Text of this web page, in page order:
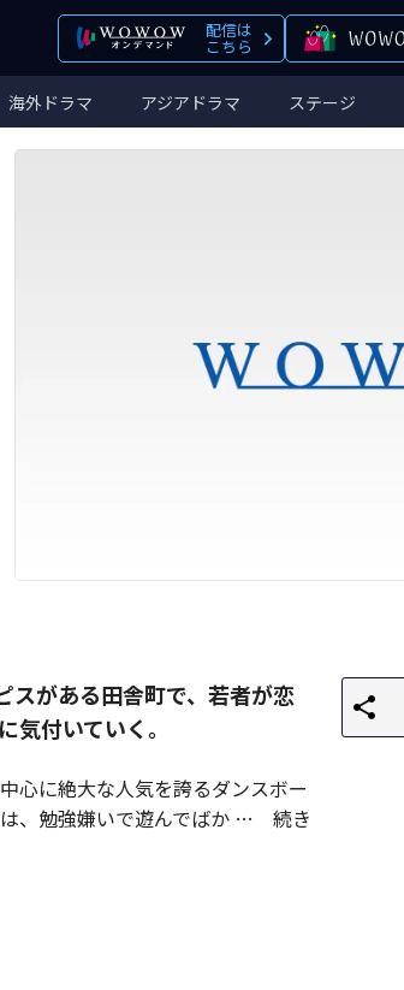
配信は
こちら
海外ドラマ アジアドラマ ステージ
スがある田舎町で、若者が恋
付いていく。
心に絶大な人気を誇るダンスボー
、勉強嫌いで遊んでばか
続き